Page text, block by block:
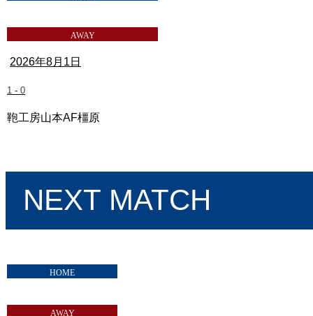
2026年8月1日
1 - 0
鞄工房山本AF橿原
NEXT MATCH